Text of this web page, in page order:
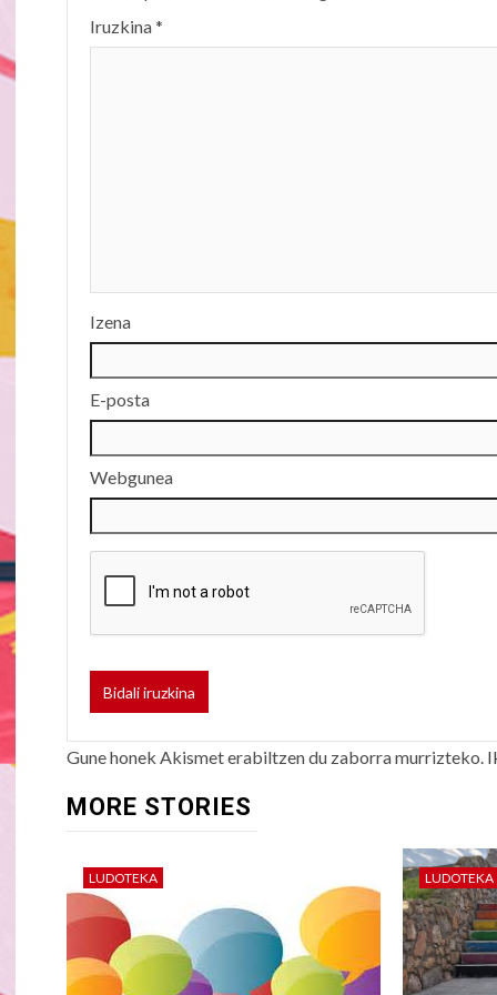
Iruzkina*
Izena
E-posta
Webgunea
Gune honek Akismet erabiltzen du zaborra murrizteko.
MORE STORIES
LUDOTEKA LUDOTEKA